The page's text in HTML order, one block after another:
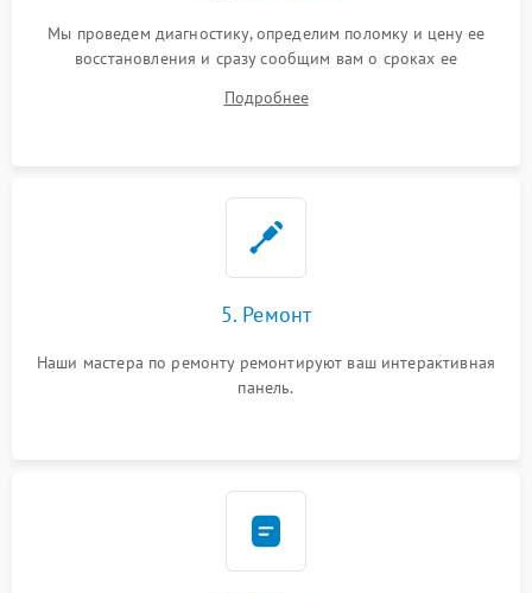
Мы проведем диагностику, определим поломку и цену ее
восстановления и сразу сообщим вам о сроках ее
Подробнее
5. Ремонт
Наши мастера по ремонту ремонтируют ваш интерактивная
панель.